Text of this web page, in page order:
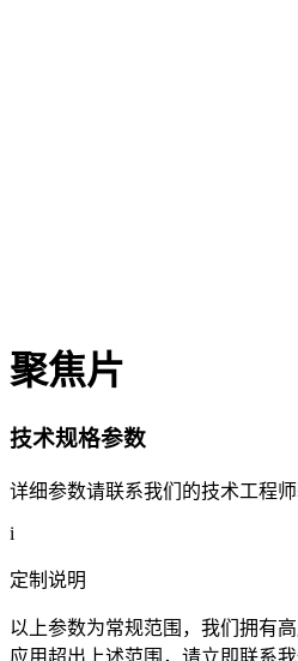
聚焦片
技术规格参数
详细参数请联系我们的技术工程师
i
定制说明
以上参数为常规范围，我们拥有
应用超出上述范围，请立即联系我